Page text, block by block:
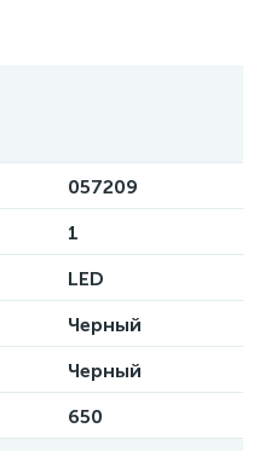
057209
1
LED
Черный
Черный
650